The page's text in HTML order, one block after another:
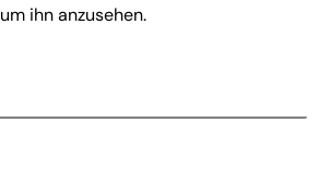
um ihn anzusehen.